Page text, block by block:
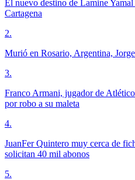
El nuevo destino de Lamine
Cartagena
2.
Murió en Rosario, Argentina,
3.
Franco Armani, jugador de
por robo a su maleta
4.
JuanFer Quintero muy cerca de
solicitan 40 mil abonos
5.